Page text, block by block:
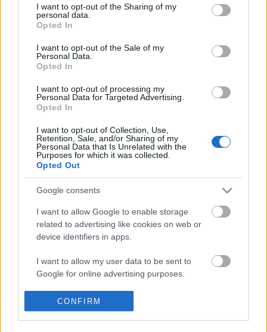
not limited to your visit or usage behaviour. You may click to
grant or deny consent to Google and its third-party tags to
use your data for below specified purposes in below Google
consent section.
I want to opt-out of the Sharing of my
personal data.
Opted In
I want to opt-out of the Sale of my
Personal Data.
Opted In
I want to opt-out of processing my
Personal Data for Targeted Advertising.
Opted In
I want to opt-out of Collection, Use,
Retention, Sale, and/or Sharing of my
Personal Data that Is Unrelated with the
Purposes for which it was collected.
Opted Out
Google consents
I want to allow Google to enable storage
related to advertising like cookies on web or
device identifiers in apps.
I want to allow my user data to be sent to
Google for online advertising purposes.
I want to allow Google to send me
personalized advertising.
CONFIRM
Budapest Kupa 2012
2012. február 02.
Lássunk egy újabb túramozgalmat: a Budapest
Kupa 2012 évi kiírását. Már csak azért is megéri
belenézni, mert általában véve remekül
megközelíthető, egynapos túrák szerepelnek a listán.
A kiírás nincs túlbonyolítva: adott 50 túra Budapest
környékén…
Bükk Teljesítménytúrázója 2012
•2012. január 28.
Nem maradhat ki a Bükk Teljesítménytúrázója 2012
kiírása sem, ha már a túramozgalmakról szóló
második posztomban megemlítettem a Mátrában
szigorúbb a kiírás, ahogy a szervezők fogalmaznak:
"Célunk a komoly…
Bebek Portya